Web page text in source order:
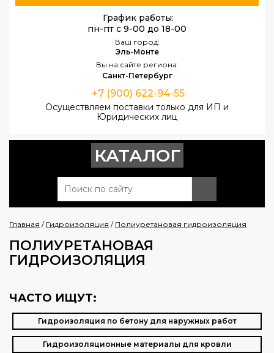
График работы:
пн-пт с 9-00 до 18-00
Ваш город:
Эль-Монте
Вы на сайте региона:
Санкт-Петербург
+7 (900) 622-94-55
Осуществляем поставки только для ИП и
Юридических лиц
КАТАЛОГ
Главная / Гидроизоляция / Полиуретановая гидроизоляция
ПОЛИУРЕТАНОВАЯ
ГИДРОИЗОЛЯЦИЯ
ЧАСТО ИЩУТ:
Гидроизоляция по бетону для наружных работ
Гидроизоляционные материалы для кровли